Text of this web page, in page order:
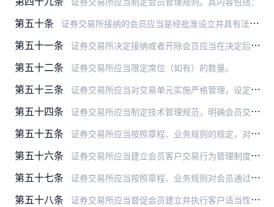
第五十条 证券交易所接纳的会员应当是经批准设立并具有法人地位的境内证券经营机构。
第五十一条 证券交易所决定接纳或者开除会员应当在决定后的五个工作日内向中国证监会报告。
第五十二条 证券交易所应当限定席位（如有）的数量。
第五十三条 证券交易所应当对交易单元实施严格管理，设定、调整和限制会员参与证券交易的品种及方式。
第五十四条 证券交易所应当制定技术管理规范，明确会员交易系统接入证券交易所和运行管理等技术要求，督促会员按照技术要求规范运作，保障交易及相关系统的安全稳定。
第五十五条 证券交易所应当按照章程、业务规则的规定，对会员遵守证券交易所章程和业务规则的情况进行检查，并将检查结果报告中国证监会。
第五十六条 证券交易所应当建立会员客户交易行为管理制度，要求会员了解客户并在协议中约定对委托交易指令的核查和对异常交易指令的拒绝等内容，指导和督促会员完善客户交易行为监控系…
第五十七条 证券交易所应当按照章程、业务规则对会员通过证券自营及资产管理等业务进行的证券交易实施监管。
第五十八条 证券交易所应当督促会员建立并执行客户适当性管理制度，要求会员向客户推荐产品或者服务时充分揭示风险，并不得向客户推荐与其风险承受能力不适应的产品或者服务。